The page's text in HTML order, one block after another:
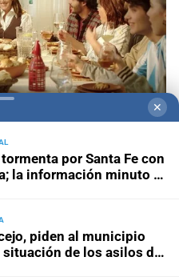
pozo de $20.000
dólares del Siempre
santafesinas vivirán de
2026
✕
por Santa Fe con
la información minuto a
piden al municipio
de los asilos de